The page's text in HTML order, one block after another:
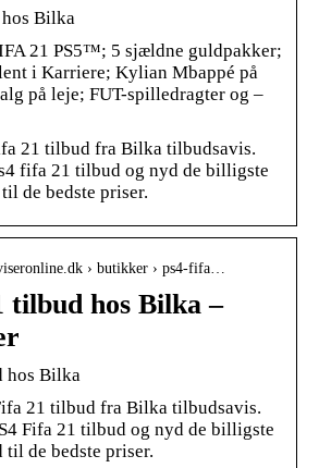
Bilka
21 PS5™; 5 sjældne guldpakker;
i Karriere; Kylian Mbappé på
på leje; FUT-spilledragter og –
21 tilbud fra Bilka tilbudsavis.
fifa 21 tilbud og nyd de billigste
de bedste priser.
› butikker › ps4-fifa…
tilbud hos Bilka –
hos Bilka
21 tilbud fra Bilka tilbudsavis.
Fifa 21 tilbud og nyd de billigste
de bedste priser.